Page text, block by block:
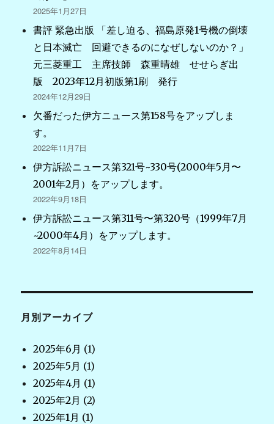
2025年1月27日
書評 緊急出版 「差し迫る、福島原発1号機の倒壊
と日本滅亡 回避できるのになぜしないのか？」
元三菱重工 主席技師 森重晴雄 せせらぎ出
版 2023年12月初版第1刷 発行
2024年12月29日
欠番だった伊方ニュース第158号をアップしま
す。
2022年11月7日
伊方訴訟ニュース第321号~330号(2000年5月〜
2001年2月）をアップします。
2022年9月18日
伊方訴訟ニュース第311号〜第320号（1999年7月
~2000年4月）をアップします。
2022年8月14日
月別アーカイブ
2025年6月 (1)
2025年5月 (1)
2025年4月 (1)
2025年2月 (2)
2025年1月 (1)